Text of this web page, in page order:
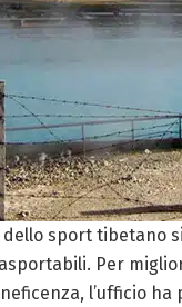
dello sport
Per
l’ufficio ha